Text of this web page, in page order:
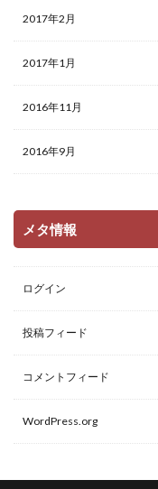
2017年2月
2017年1月
2016年11月
2016年9月
メタ情報
ログイン
投稿フィード
コメントフィード
WordPress.org